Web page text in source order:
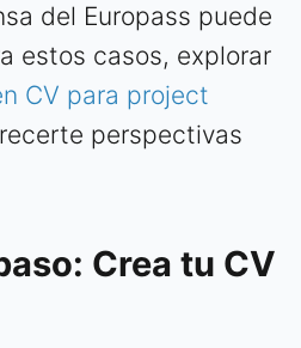
del Europass puede
estos casos, explorar
CV para project
perspectivas
Crea tu CV